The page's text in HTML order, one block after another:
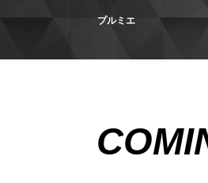
プルミエ